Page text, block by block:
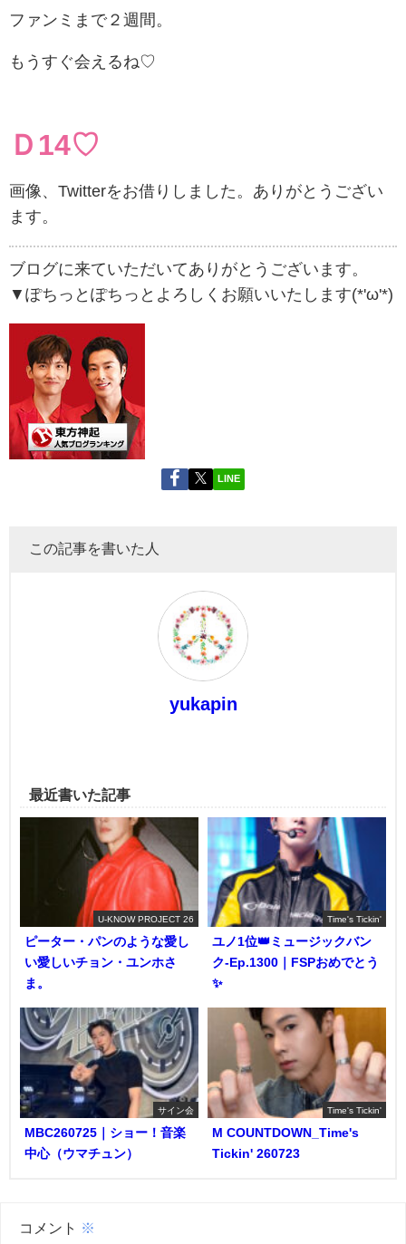
ファンミまで２週間。
もうすぐ会えるね♡
Ｄ14♡
画像、Twitterをお借りしました。ありがとうござい
ます。
ブログに来ていただいてありがとうございます。
▼ぽちっとぽちっとよろしくお願いいたします(*'ω'*)
LINE
この記事を書いた人
yukapin
最近書いた記事
U-KNOW PROJECT 26
ピーター・パンのような愛し
い愛しいチョン・ユンホさ
ま。
Time's Tickin'
ユノ1位👑ミュージックバン
ク-Ep.1300｜FSPおめでとう
✨️
サイン会
MBC260725｜ショー！音楽
中心（ウマチュン）
Time's Tickin'
M COUNTDOWN_Time's
Tickin' 260723
コメント ※